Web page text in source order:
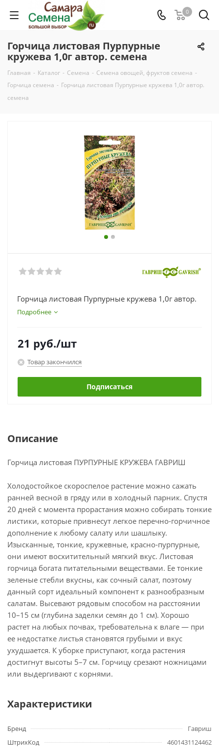
0
Горчица листовая Пурпурные
кружева 1,0г автор. семена
Главная - Каталог - Семена - Семена овощей, фруктов семена -
Горчица семена - Горчица листовая Пурпурные кружева 1,0г автор.
семена
Горчица листовая Пурпурные кружева 1,0г автор.
Подробнее
21 руб./шт
Товар закончился
Подписаться
Описание
Горчица листовая ПУРПУРНЫЕ КРУЖЕВА ГАВРИШ
Холодостойкое скороспелое растение можно сажать
ранней весной в гряду или в холодный парник. Спустя
20 дней с момента прорастания можно собирать тонкие
листики, которые привнесут легкое перечно-горчичное
дополнение к любому салату или шашлыку.
Изысканные, тонкие, кружевные, красно-пурпурные,
они имеют восхитительный мягкий вкус. Листовая
горчица богата питательными веществами. Ее тонкие
зеленые стебли вкусны, как сочный салат, поэтому
данный сорт идеальный компонент к разнообразным
салатам. Высевают рядовым способом на расстоянии
10–15 см (глубина заделки семян до 1 см). Хорошо
растет на любых почвах, требовательна к влаге — при
ее недостатке листья становятся грубыми и вкус
ухудшается. К уборке приступают, когда растения
достигнут высоты 5–7 см. Горчицу срезают ножницами
или выдергивают с корнями.
Характеристики
Бренд
Гавриш
ШтрихКод
4601431124462